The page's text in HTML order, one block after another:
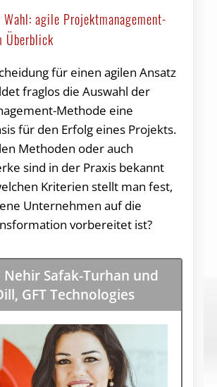
Wahl: agile Projektmanagement-
Überblick
für einen agilen Ansatz
fraglos die Auswahl der
Methode eine
für den Erfolg eines Projekts.
Methoden oder auch
sind in der Praxis bekannt
Kriterien stellt man fest,
Unternehmen auf die
vorbereitet ist?
Safak-Turhan und
GFT Technologies